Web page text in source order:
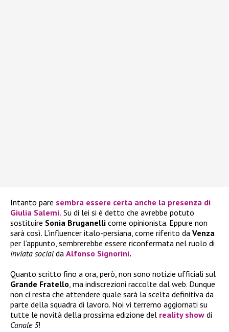
Intanto pare sembra essere certa anche la presenza di
Giulia Salemi. Su di lei si è detto che avrebbe potuto
sostituire Sonia Bruganelli come opinionista. Eppure non
sarà così. L’influencer italo-persiana, come riferito da Venza
per l’appunto, sembrerebbe essere riconfermata nel ruolo di
inviata social da Alfonso Signorini.
Quanto scritto fino a ora, però, non sono notizie ufficiali sul
Grande Fratello , ma indiscrezioni raccolte dal web. Dunque
non ci resta che attendere quale sarà la scelta definitiva da
parte della squadra di lavoro. Noi vi terremo aggiornati su
tutte le novità della prossima edizione del reality show di
Canale 5!